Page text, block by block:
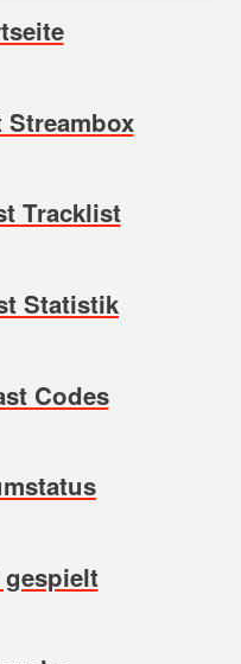
Tracklist
Statistik
Codes